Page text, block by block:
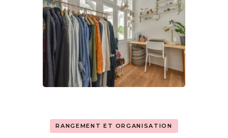
RANGEMENT ET ORGANISATION